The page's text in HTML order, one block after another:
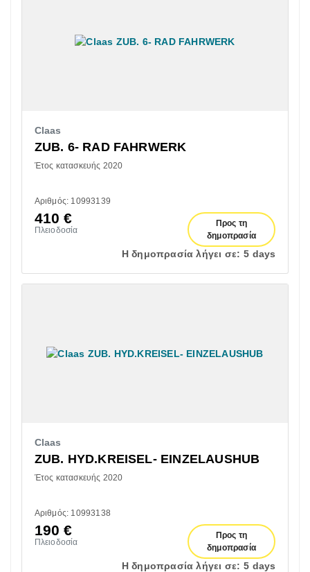
Claas
ZUB. 6- RAD FAHRWERK
Έτος κατασκευής 2020
Αριθμός: 10993139
410€
Πλειοδοσία
Προς τη
δημοπρασία
Η δημοπρασία λήγει σε: 5 days
Claas
ZUB. HYD.KREISEL- EINZELAUSHUB
Έτος κατασκευής 2020
Αριθμός: 10993138
190€
Πλειοδοσία
Προς τη
δημοπρασία
Η δημοπρασία λήγει σε: 5 days